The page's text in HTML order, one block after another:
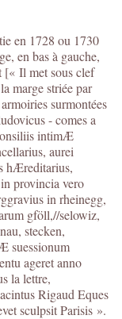
en 1728 ou 1730
en bas à gauche,
[« Il met sous clef
marge striée par
surmontées
- comes a
intimÆ
aurei
hÆreditarius,
provincia vero
in rheinegg,
gföll,//selowiz,
stecken,
suessionum
ageret anno
la lettre,
Rigaud Eques
sculpsit Parisis ».